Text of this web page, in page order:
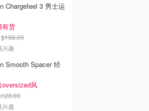
Chargefeel 3 男士运
有货
$198.00
兴趣
Smooth Spacer 经
oversized风
兴趣